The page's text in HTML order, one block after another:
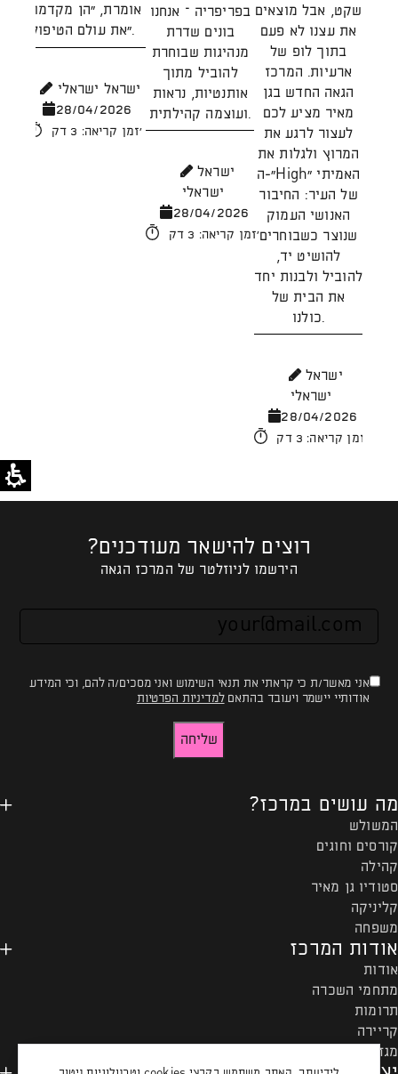
שקט, אבל מוצאים
את עצנו לא פעם
בתוך לופ של
ארעיות. המרכז
הגאה החדש בגן
מאיר מציע לכם
לעצור לרגע את
המרוץ ולגלות את
ה-"High" האמיתי
של העיר: החיבור
האנושי העמוק
שנוצר כשבוחרים
להושיט יד,
להוביל ולבנות יחד
את הבית של
כולנו.
ישראל
ישראלי
28/04/2026
בפריפריה – אנחנו
בונים שדרת
מנהיגות שבוחרת
להוביל מתוך
אותנטיות, נראות
ועוצמה קהילתית.
ישראל
ישראלי
28/04/2026
זמן קריאה: 3 דק'
אומרת, "הן מקדמות
את עולם הטיפול".
ישראל ישראלי
28/04/2026
זמן קריאה: 3 דק'
רוצים להישאר מעודכנים?
הירשמו לניוזלטר של המרכז הגאה
אנא
מלאו
את
טופס
מעודכנים?
אני מאשר/ת כי קראתי את תנאי השימוש ואני מסכים/ה להם, וכי המידע
אודותיי יישמר ויעובד בהתאםלמדיניות הפרטיות
שליחה
מה עושים במרכז?
המשולש
קורסים וחוגים
קהילה
סטודיו גן מאיר
קליניקה
משפחה
אודות המרכז
אודות
מתחמי השכרה
תרומות
קריירה
מגזין המרכז